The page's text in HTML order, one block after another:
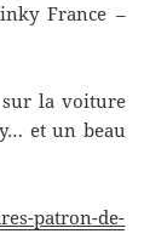
France –
sur la voiture
et un beau
patron-de-